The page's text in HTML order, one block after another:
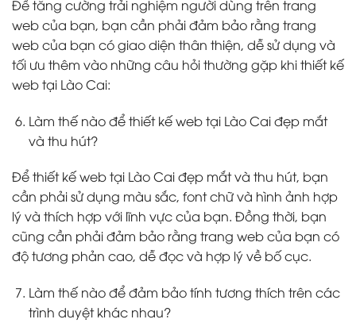
Để tăng cường trải nghiệm người dùng trên trang
web của bạn, bạn cần phải đảm bảo rằng trang
web của bạn có giao diện thân thiện, dễ sử dụng và
tối ưu thêm vào những câu hỏi thường gặp khi thiết kế
web tại Lào Cai:
Làm thế nào để thiết kế web tại Lào Cai đẹp mắt
và thu hút?
Để thiết kế web tại Lào Cai đẹp mắt và thu hút, bạn
cần phải sử dụng màu sắc, font chữ và hình ảnh hợp
lý và thích hợp với lĩnh vực của bạn. Đồng thời, bạn
cũng cần phải đảm bảo rằng trang web của bạn có
độ tương phản cao, dễ đọc và hợp lý về bố cục.
Làm thế nào để đảm bảo tính tương thích trên các
trình duyệt khác nhau?